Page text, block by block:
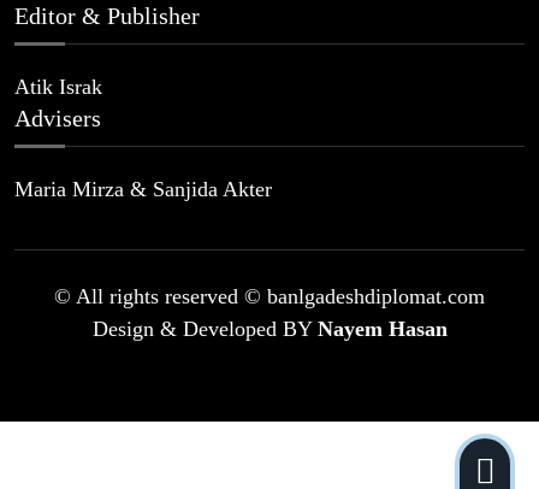
Editor & Publisher
Atik Israk
Advisers
Maria Mirza & Sanjida Akter
© All rights reserved © banlgadeshdiplomat.com
Design & Developed BY Nayem Hasan